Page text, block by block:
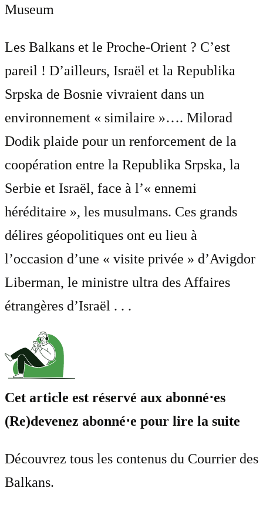
Museum
Les Balkans et le Proche-Orient ? C’est
pareil ! D’ailleurs, Israël et la Republika
Srpska de Bosnie vivraient dans un
environnement « similaire »…. Milorad
Dodik plaide pour un renforcement de la
coopération entre la Republika Srpska, la
Serbie et Israël, face à l’« ennemi
héréditaire », les musulmans. Ces grands
délires géopolitiques ont eu lieu à
l’occasion d’une « visite privée » d’Avigdor
Liberman, le ministre ultra des Affaires
étrangères d’Israël . . .
Cet article est réservé aux abonné⋅es
(Re)devenez abonné⋅e pour lire la suite
Découvrez tous les contenus du Courrier des
Balkans.